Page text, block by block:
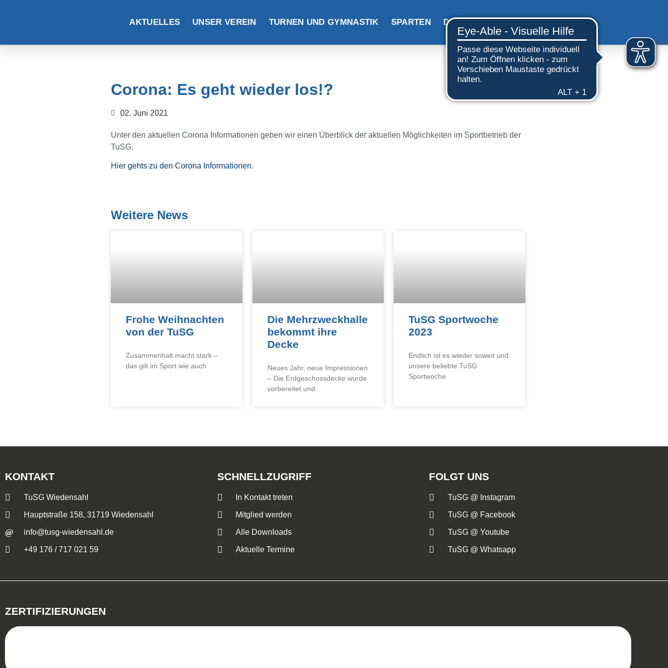
AKTUELLES UNSER VEREIN TURNEN UND GYMNASTIK SPARTEN DOWNLOADS SHOP KONTAKT
Corona: Es geht wieder los!?
02. Juni 2021
Unter den aktuellen Corona Informationen geben wir einen Überblick der aktuellen Möglichkeiten im Sportbetrieb der
TuSG.
Hier gehts zu den Corona Informationen.
Weitere News
Frohe Weihnachten
von der TuSG
Zusammenhalt macht stark –
das gilt im Sport wie auch
Die Mehrzweckhalle
bekommt ihre
Decke
Neues Jahr, neue Impressionen
– Die Erdgeschossdecke wurde
vorbereitet und
TuSG Sportwoche
2023
Endlich ist es wieder soweit und
unsere beliebte TuSG
Sportwoche
KONTAKT
TuSG Wiedensahl
Hauptstraße 158, 31719 Wiedensahl
info@tusg-wiedensahl.de
+49 176 / 717 021 59
SCHNELLZUGRIFF
In Kontakt treten
Mitglied werden
Alle Downloads
Aktuelle Termine
FOLGT UNS
TuSG @ Instagram
TuSG @ Facebook
TuSG @ Youtube
TuSG @ Whatsapp
ZERTIFIZIERUNGEN